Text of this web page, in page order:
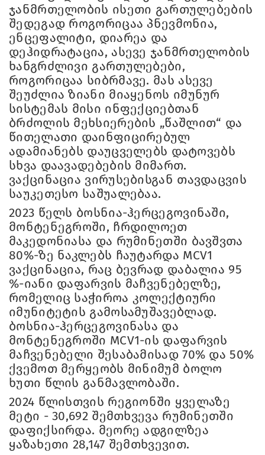
ჯანმრთელობის ისეთი გართულებების
შედეგად როგორიცაა პნევმონია,
ენცეფალიტი, დიარეა და
დეჰიდრატაცია, ასევე ჯანმრთელობის
ხანგრძლივი გართულებები,
როგორიცაა სიბრმავე. მას ასევე
შეუძლია ზიანი მიაყენოს იმუნურ
სისტემას მისი ინფექციებთან
ბრძოლის მეხსიერების „წაშლით“ და
წითელათი დაინფიცირებულ
ადამიანებს დაუცველებს დატოვებს
სხვა დაავადებების მიმართ.
ვაქცინაცია ვირუსებისგან თავდაცვის
საუკეთესო საშუალებაა.
2023 წელს ბოსნია-ჰერცეგოვინაში,
მონტენეგროში, ჩრდილოეთ
მაკედონიასა და რუმინეთში ბავშვთა
80%-ზე ნაკლებს ჩაუტარდა MCV1
ვაქცინაცია, რაც ბევრად დაბალია 95
%-იანი დაფარვის მაჩვენებელზე,
რომელიც საჭიროა კოლექტიური
იმუნიტეტის გამოსამუშავებლად.
ბოსნია-ჰერცეგოვინასა და
მონტენეგროში MCV1-ის დაფარვის
მაჩვენებელი შესაბამისად 70% და 50%
ქვემოთ მერყეობს მინიმუმ ბოლო
ხუთი წლის განმავლობაში.
2024 წლისთვის რეგიონში ყველაზე
მეტი - 30,692 შემთხვევა რუმინეთში
დაფიქსირდა. მეორე ადგილზეა
ყაზახეთი 28,147 შემთხვევით.